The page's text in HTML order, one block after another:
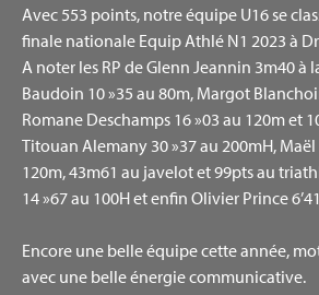
Avec 553 points, notre équipe U16 se
finale nationale Equip Athlé N1 2023 à
A noter les RP de Glenn Jeannin 3m40 à
Baudoin 10 »35 au 80m, Margot
Romane Deschamps 16 »03 au 120m et
Titouan Alemany 30 »37 au 200mH, Maël
120m, 43m61 au javelot et 99pts au
14 »67 au 100H et enfin Olivier Prince
Encore une belle équipe cette année,
avec une belle énergie communicative.